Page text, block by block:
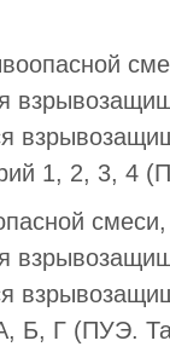
1, 2, 3, 4
Б, Г (ПУЭ.